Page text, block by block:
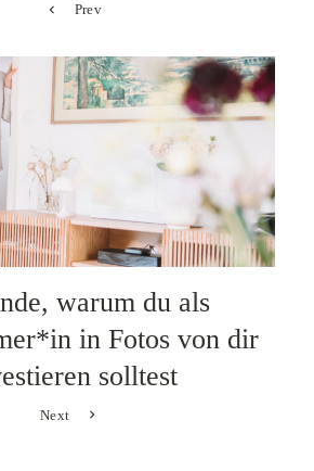
Prev
warum du als
in Fotos von dir
solltest
Next